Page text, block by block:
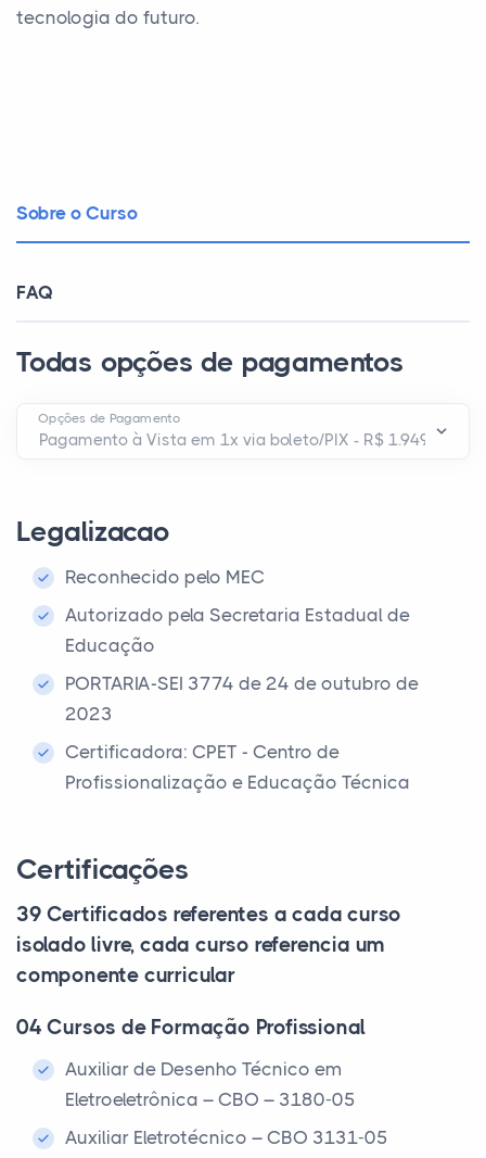
tecnologia do futuro.
Sobre o Curso
FAQ
Todas opções de pagamentos
Opções de Pagamento
Legalizacao
Reconhecido pelo MEC
Autorizado pela Secretaria Estadual de
Educação
PORTARIA-SEI 3774 de 24 de outubro de
2023
Certificadora: CPET - Centro de
Profissionalização e Educação Técnica
Certificações
39 Certificados referentes a cada curso
isolado livre, cada curso referencia um
componente curricular
04 Cursos de Formação Profissional
Auxiliar de Desenho Técnico em
Eletroeletrônica – CBO – 3180-05
Auxiliar Eletrotécnico – CBO 3131-05